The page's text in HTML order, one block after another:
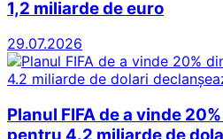
1,2 miliarde de euro
29.07.2026
Planul FIFA de a vinde